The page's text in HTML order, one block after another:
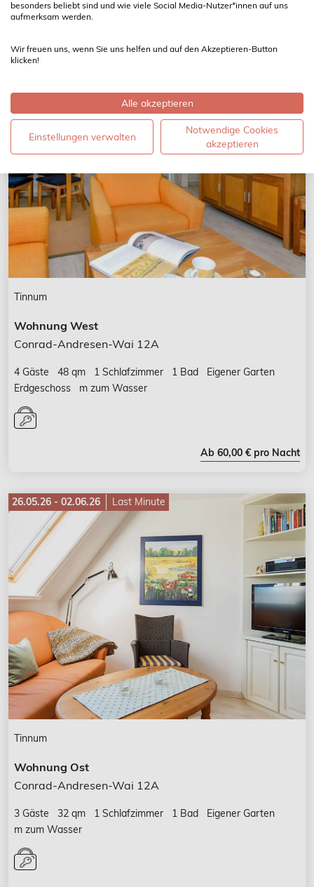
Ab 130,00 € pro Nacht
26.05.26 - 30.05.26
Tinnum
Wohnung West
Conrad-Andresen-Wai 12A
4 Gäste 48 qm 1 Schlafzimmer 1 Bad
Eigener Garten
Erdgeschoss
m zum Wasser
Ab 60,00 € pro Nacht
26.05.26 - 02.06.26 Last Minute
Tinnum
Wohnung Ost
Conrad-Andresen-Wai 12A
3 Gäste 32 qm 1 Schlafzimmer 1 Bad
Eigener Garten
m zum Wasser
besonders beliebt sind und wie viele Social Media-Nutzer*innen auf uns
aufmerksam werden.
Wir freuen uns, wenn Sie uns helfen und auf den Akzeptieren-Button
klicken!
Alle akzeptieren
Einstellungen verwalten
Notwendige Cookies
akzeptieren